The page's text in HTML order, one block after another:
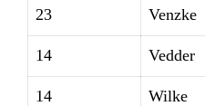
23 Venzke
14 Vedder
14 Wilke